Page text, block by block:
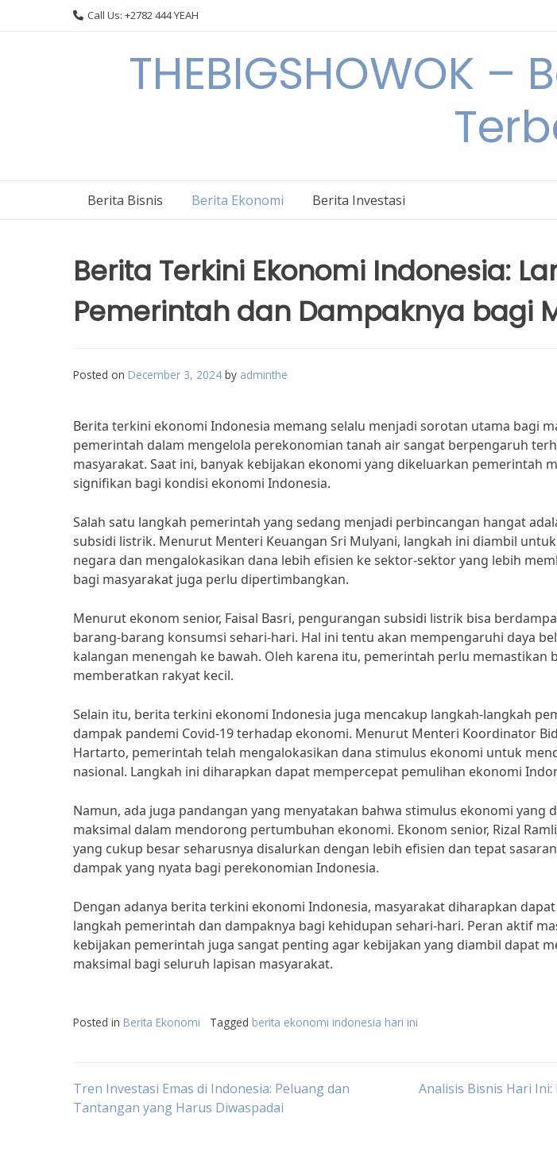
Call Us: +2782 444 YEAH
THEBIGSHOWOK –
Berita Bisnis Berita Ekonomi Berita Investasi
Berita Terkini Ekonomi Indonesia:
Pemerintah dan Dampaknya bagi
Posted on December 3, 2024 by adminthe
Berita terkini ekonomi Indonesia memang selalu menjadi sorotan utama bagi
pemerintah dalam mengelola perekonomian tanah air sangat berpengaruh
masyarakat. Saat ini, banyak kebijakan ekonomi yang dikeluarkan pemerintah
signifikan bagi kondisi ekonomi Indonesia.
Salah satu langkah pemerintah yang sedang menjadi perbincangan hangat
subsidi listrik. Menurut Menteri Keuangan Sri Mulyani, langkah ini diambil
negara dan mengalokasikan dana lebih efisien ke sektor-sektor yang lebih
bagi masyarakat juga perlu dipertimbangkan.
Menurut ekonom senior, Faisal Basri, pengurangan subsidi listrik bisa
barang-barang konsumsi sehari-hari. Hal ini tentu akan mempengaruhi daya
kalangan menengah ke bawah. Oleh karena itu, pemerintah perlu memastikan
memberatkan rakyat kecil.
Selain itu, berita terkini ekonomi Indonesia juga mencakup langkah-langkah
dampak pandemi Covid-19 terhadap ekonomi. Menurut Menteri Koordinator
Hartarto, pemerintah telah mengalokasikan dana stimulus ekonomi untuk
nasional. Langkah ini diharapkan dapat mempercepat pemulihan ekonomi
Namun, ada juga pandangan yang menyatakan bahwa stimulus ekonomi yang
maksimal dalam mendorong pertumbuhan ekonomi. Ekonom senior, Rizal
yang cukup besar seharusnya disalurkan dengan lebih efisien dan tepat
dampak yang nyata bagi perekonomian Indonesia.
Dengan adanya berita terkini ekonomi Indonesia, masyarakat diharapkan
langkah pemerintah dan dampaknya bagi kehidupan sehari-hari. Peran aktif
kebijakan pemerintah juga sangat penting agar kebijakan yang diambil dapat
maksimal bagi seluruh lapisan masyarakat.
Posted in Berita Ekonomi Tagged berita ekonomi indonesia hari ini
Post
Tren Investasi Emas di Indonesia: Peluang dan
Tantangan yang Harus Diwaspadai
Analisis Bisnis Hari